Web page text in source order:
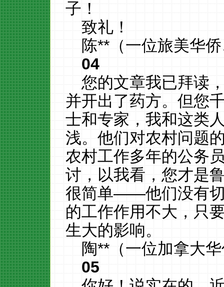
子！
致礼！
陈**（一位旅美华
04
您的文章我已拜读
并开出了药方。但您
士和专家，我和这类
浅。他们对农村问题
农村工作多年的公务
讨，以我看，您才是
很简单——他们没有
的工作作用不大，只
生大的影响。
陶**（一位加拿大
05